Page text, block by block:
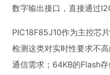
数字输出接口，直接通过
PIC18F85J10作为主控芯
检测这类对实时性要求不
通信需求；64KB的Flash